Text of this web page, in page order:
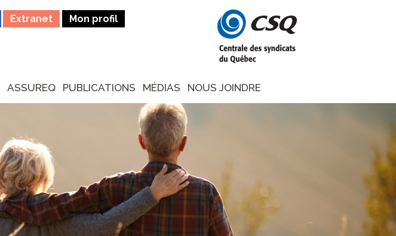
Extranet Mon profil
ASSUREQ PUBLICATIONS MÉDIAS NOUS JOINDRE